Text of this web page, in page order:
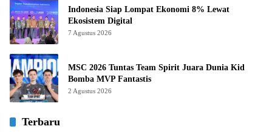
Indonesia Siap Lompat Ekonomi 8% Lewat
Ekosistem Digital
7 Agustus 2026
MSC 2026 Tuntas Team Spirit Juara Dunia Kid
Bomba MVP Fantastis
2 Agustus 2026
Terbaru